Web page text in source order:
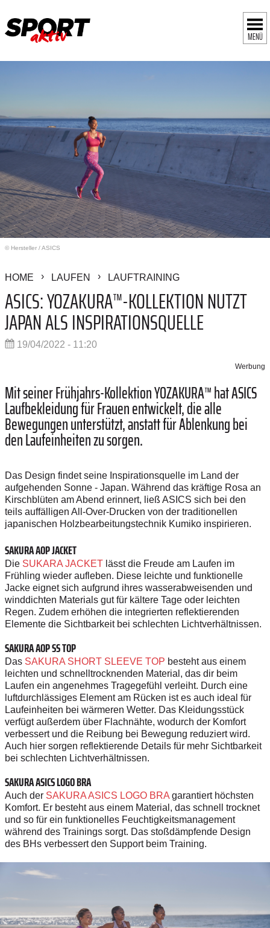
MENÜ
© Hersteller /ASICS
HOME LAUFEN LAUFTRAINING
ASICS: YOZAKURA™-KOLLEKTION NUTZT
JAPAN ALS INSPIRATIONSQUELLE
19/04/2022 - 11:20
Werbung
Mit seiner Frühjahrs-KollektionYOZAKURA™ hat ASICS
Laufbekleidung für Frauen entwickelt, die alle
Bewegungen unterstützt, anstatt für Ablenkung bei
den Laufeinheiten zu sorgen.
Das Design findet seine Inspirationsquelle im Land der
aufgehenden Sonne - Japan. Während das kräftige Rosa an
Kirschblüten am Abend erinnert, ließ ASICS sich bei den
teils auffälligen All-Over-Drucken von der traditionellen
japanischen Holzbearbeitungstechnik Kumiko inspirieren.
SAKURA AOP JACKET
Die SUKARA JACKET lässt die Freude am Laufen im
Frühling wieder aufleben. Diese leichte und funktionelle
Jacke eignet sich aufgrund ihres wasserabweisenden und
winddichten Materials gut für kältere Tage oder leichten
Regen. Zudem erhöhen die integrierten reflektierenden
Elemente die Sichtbarkeit bei schlechten Lichtverhältnissen.
SAKURA AOP SS TOP
Das SAKURA SHORT SLEEVE TOP besteht aus einem
leichten und schnelltrocknenden Material, das dir beim
Laufen ein angenehmes Tragegefühl verleiht. Durch eine
luftdurchlässiges Element am Rücken ist es auch ideal für
Laufeinheiten bei wärmeren Wetter. Das Kleidungsstück
verfügt außerdem über Flachnähte, wodurch der Komfort
verbessert und die Reibung bei Bewegung reduziert wird.
Auch hier sorgen reflektierende Details für mehr Sichtbarkeit
bei schlechten Lichtverhältnissen.
SAKURA ASICS LOGO BRA
Auch der SAKURA ASICS LOGO BRAgarantiert höchsten
Komfort. Er besteht aus einem Material, das schnell trocknet
und so für ein funktionelles Feuchtigkeitsmanagement
während des Trainings sorgt. Das stoßdämpfende Design
des BHs verbessert den Support beim Training.